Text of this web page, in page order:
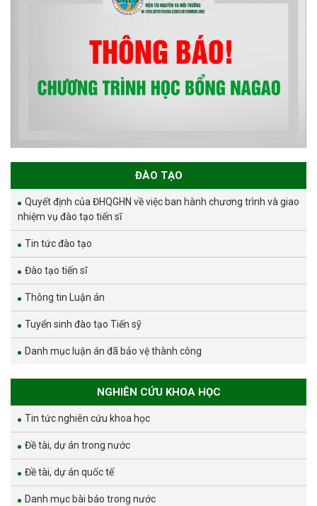
ĐÀO TẠO
Quyết định của ĐHQGHN về việc ban hành chương trình và giao
nhiệm vụ đào tạo tiến sĩ
Tin tức đào tạo
Đào tạo tiến sĩ
Thông tin Luận án
Tuyển sinh đào tạo Tiến sỹ
Danh mục luận án đã bảo vệ thành công
NGHIÊN CỨU KHOA HỌC
Tin tức nghiên cứu khoa học
Đề tài, dự án trong nước
Đề tài, dự án quốc tế
Danh mục bài báo trong nước